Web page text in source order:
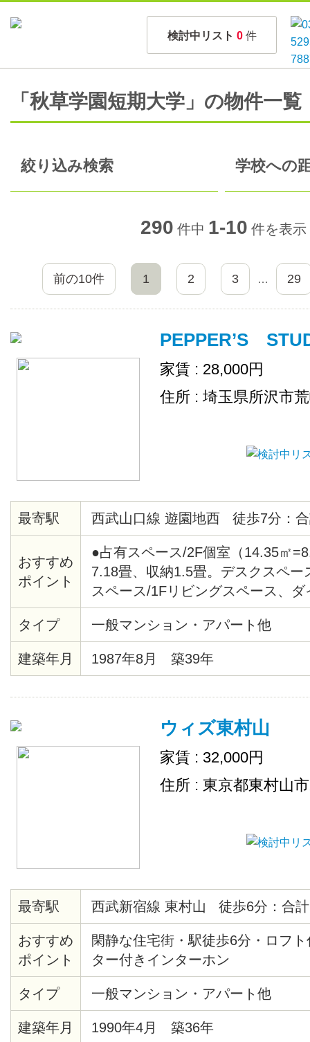
検討中リスト 0 件
「秋草学園短期大学」の物件一覧
絞り込み検索 学校への
290 件中 1-10 件を表示
前の10件 1 2 3 … 29
PEPPER’S
家賃 : 28,000円
住所 : 埼玉県所沢市
最寄駅 西武山口線 遊園地西 徒歩7分：
おすすめ
ポイント
●占有スペース/2F個室（14.35㎡
7.18畳、収納1.5畳。デスクスペー
スペース/1Fリビングスペース、
ス、キッチン、洗面所、トイレ、
（34.68㎡）2Fがほぼフルに使え
器/WIFI、空調機（冷暖房）、TV
ジ、ガスオープン、電子レンジ、
品費（トイレットペーパー、洗剤
タイプ 一般マンション・アパート他
建築年月 1987年8月 築39年
ウィズ東村山
家賃 : 32,000円
住所 : 東京都東村山
最寄駅 西武新宿線 東村山 徒歩6分：合
おすすめ
ポイント
閑静な住宅街・駅徒歩6分・ロフ
ター付きインターホン
タイプ 一般マンション・アパート他
建築年月 1990年4月 築36年